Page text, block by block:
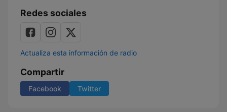
Redes sociales
Actualiza esta información de radio
Compartir
Facebook Twitter